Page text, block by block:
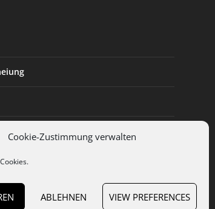
Cookie-Zustimmung verwalten
ABLEHNEN VIEW PREFERENCES